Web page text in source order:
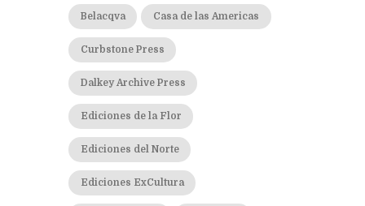
Belacqva Casa de las Americas
Curbstone Press
Dalkey Archive Press
Ediciones de la Flor
Ediciones del Norte
Ediciones ExCultura